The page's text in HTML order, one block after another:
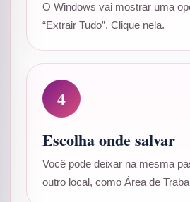
O Windows vai mostrar uma
“Extrair Tudo”. Clique nela.
4
Escolha onde salvar
Você pode deixar na mesma
outro local, como Área de